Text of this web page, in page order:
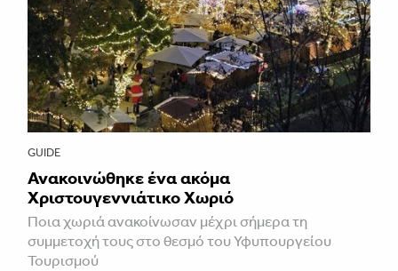
GUIDE
Ανακοινώθηκε ένα ακόμα
Χριστουγεννιάτικο Χωριό
Ποια χωριά ανακοίνωσαν μέχρι σήμερα τη
συμμετοχή τους στο θεσμό του Υφυπουργείου
Τουρισμού